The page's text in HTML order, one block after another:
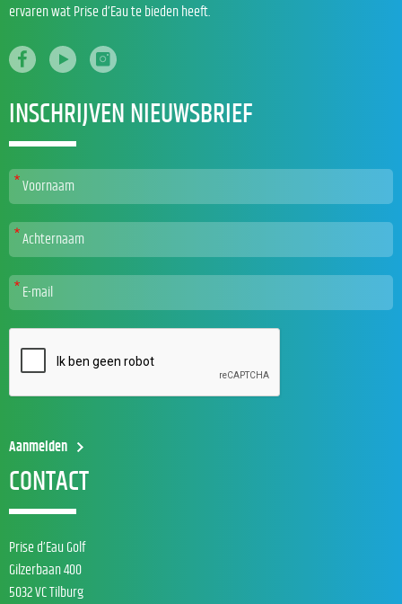
ervaren wat Prise d’Eau te bieden heeft.
INSCHRIJVEN NIEUWSBRIEF
CONTACT
Prise d’Eau Golf
Gilzerbaan 400
5032 VC Tilburg